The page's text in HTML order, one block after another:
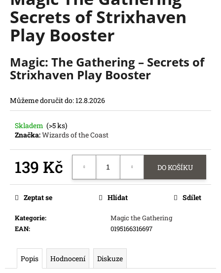
0,0
z
5
hvězdiček.
Secrets of Strixhaven
Play Booster
Magic: The Gathering – Secrets of
Strixhaven Play Booster
Můžeme doručit do:12.8.2026
Skladem (>5 ks)
Značka:Wizards of the Coast
139 Kč DO KOŠÍKU
Kategorie:
Magic the Gathering
EAN: 0195166316697
Zeptat se Hlídat Sdílet
Popis Hodnocení Diskuze
a
j
í
?
D
o
p
o
u
e